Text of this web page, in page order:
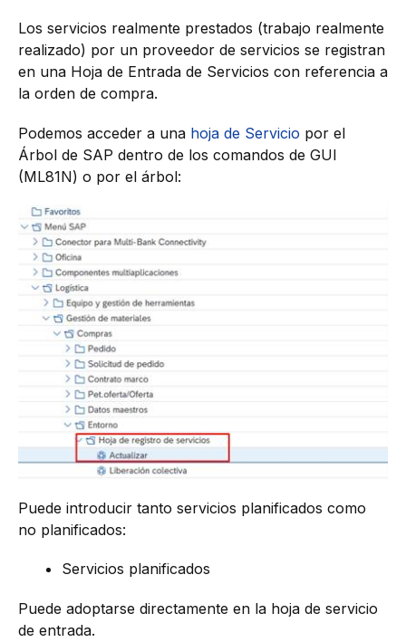
Los servicios realmente prestados (trabajo realmente
realizado) por un proveedor de servicios se registran
en una Hoja de Entrada de Servicios con referencia a
la orden de compra.
Podemos acceder a una hoja de Servicio por el
Árbol de SAP dentro de los comandos de GUI
(ML81N) o por el árbol:
Puede introducir tanto servicios planificados como
no planificados:
Servicios planificados
Puede adoptarse directamente en la hoja de servicio
de entrada.